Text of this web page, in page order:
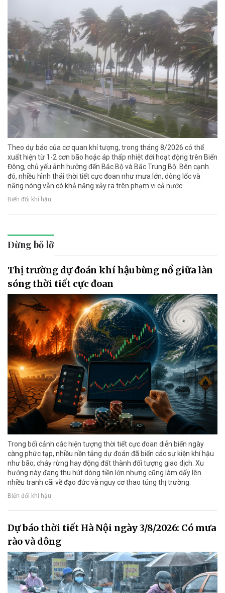
Theo dự báo của cơ quan khí tượng, trong tháng 8/2026 có thể
xuất hiện từ 1-2 cơn bão hoặc áp thấp nhiệt đới hoạt động trên Biển
Đông, chủ yếu ảnh hưởng đến Bắc Bộ và Bắc Trung Bộ. Bên cạnh
đó, nhiều hình thái thời tiết cực đoan như mưa lớn, dông lốc và
nắng nóng vẫn có khả năng xảy ra trên phạm vi cả nước.
Biến đổi khí hậu
Đừng bỏ lỡ
Thị trường dự đoán khí hậu bùng nổ giữa làn
sóng thời tiết cực đoan
Trong bối cảnh các hiện tượng thời tiết cực đoan diễn biến ngày
càng phức tạp, nhiều nền tảng dự đoán đã biến các sự kiện khí hậu
như bão, cháy rừng hay động đất thành đối tượng giao dịch. Xu
hướng này đang thu hút dòng tiền lớn nhưng cũng làm dấy lên
nhiều tranh cãi về đạo đức và nguy cơ thao túng thị trường.
Biến đổi khí hậu
Dự báo thời tiết Hà Nội ngày 3/8/2026: Có mưa
rào và dông